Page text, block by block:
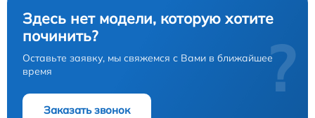
Здесь нет модели, которую хотите
починить?
Оставьте заявку, мы свяжемся с Вами в ближайшее
время
Заказать звонок
?